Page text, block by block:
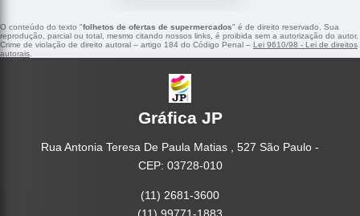
reprodução, parcial ou total, mesmo citando nossos links, é proibida sem a autorização do autor.
Crime de violação de direito autoral – artigo 184 do Código Penal –Lei 9610/98 - Lei de direitos
autorais.
Gráfica JP
CEP: 03728-010
(11) 99771-1883